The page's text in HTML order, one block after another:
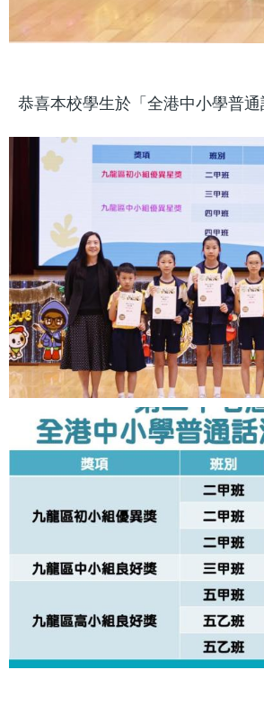
恭喜本校學生於「全港中小學普